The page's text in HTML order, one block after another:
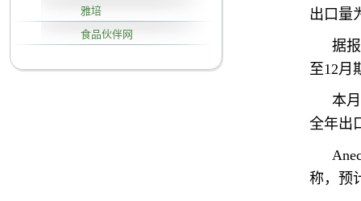
雅培
食品伙伴网
出口量
据
至12月
本
全年出
称，预